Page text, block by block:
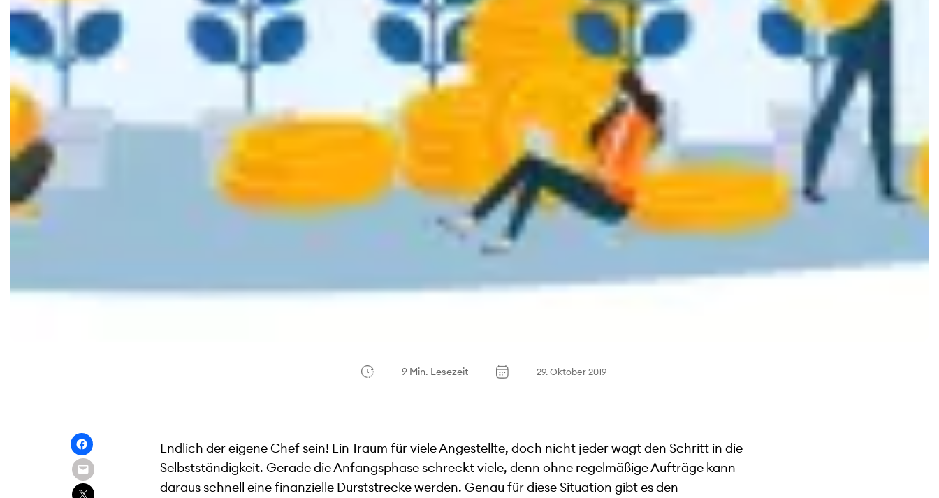
9 Min. Lesezeit 29. Oktober 2019
Endlich der eigene Chef sein! Ein Traum für viele Angestellte, doch nicht jeder wagt den Schritt in die
Selbstständigkeit. Gerade die Anfangsphase schreckt viele, denn ohne regelmäßige Aufträge kann
daraus schnell eine finanzielle Durststrecke werden. Genau für diese Situation gibt es den